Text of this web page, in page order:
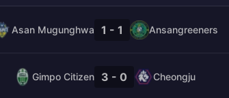
Asan Mugunghwa 1 - 1 Ansangreeners
Gimpo Citizen 3 - 0 Cheongju